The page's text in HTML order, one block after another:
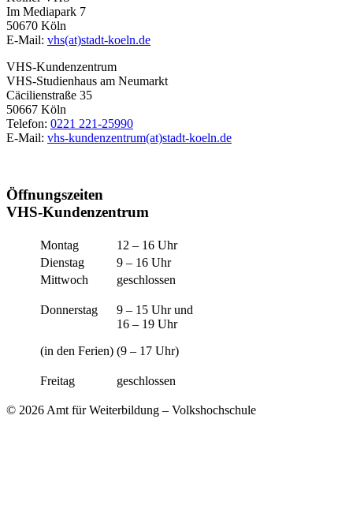
Im Mediapark 7
50670 Köln
E-Mail: vhs(at)stadt-koeln.de
VHS-Kundenzentrum
VHS-Studienhaus am Neumarkt
Cäcilienstraße 35
50667 Köln
Telefon: 0221 221-25990
E-Mail: vhs-kundenzentrum(at)stadt-koeln.de
Öffnungszeiten
VHS-Kundenzentrum
Montag
12 – 16 Uhr
Dienstag
9 – 16 Uhr
Mittwoch
geschlossen
Donnerstag
(in den Ferien)
9 – 15 Uhr und
16 – 19 Uhr
(9 – 17 Uhr)
Freitag geschlossen
© 2026 Amt für Weiterbildung – Volkshochschule